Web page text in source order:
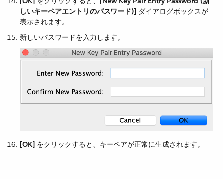
しいキーペアエントリのパスワード)] ​ ダイアログボックスが
表示されます。
新しいパスワードを入力します。
[OK] ​ をクリックすると、キーペアが正常に生成されます。